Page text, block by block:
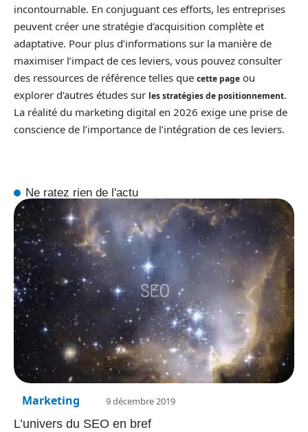
incontournable. En conjuguant ces efforts, les entreprises
peuvent créer une stratégie d’acquisition complète et
adaptative. Pour plus d’informations sur la manière de
maximiser l’impact de ces leviers, vous pouvez consulter
des ressources de référence telles que cette page ou
explorer d’autres études sur les stratégies de positionnement.
La réalité du marketing digital en 2026 exige une prise de
conscience de l’importance de l’intégration de ces leviers.
Ne ratez rien de l'actu
Marketing 9 décembre 2019
L’univers du SEO en bref